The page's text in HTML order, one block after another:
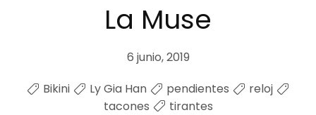
La Muse
6 junio, 2019
Bikini
Ly Gia Han pendientes
reloj
tacones
tirantes